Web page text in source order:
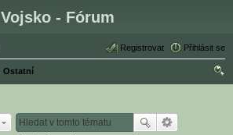
Vojsko - Fórum
Přihlásit se
Registrovat
Ostatní